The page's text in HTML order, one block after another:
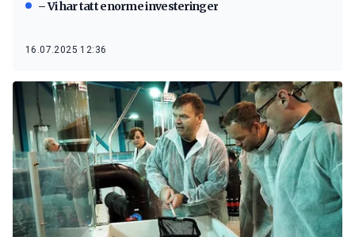
– Vi har tatt enorme investeringer
16.07.2025 12:36